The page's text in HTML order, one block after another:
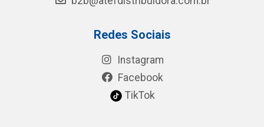
Redes Sociais
Instagram
Facebook
TikTok